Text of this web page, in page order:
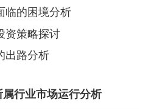
临的困境分析
资策略探讨
出路分析
行业市场运行分析